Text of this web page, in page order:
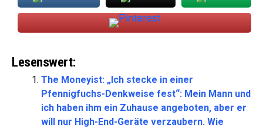
Lesenswert:
The Moneyist: „Ich stecke in einer
Pfennigfuchs-Denkweise fest“: Mein Mann und
ich haben ihm ein Zuhause angeboten, aber er
will nur High-End-Geräte verzaubern. Wie